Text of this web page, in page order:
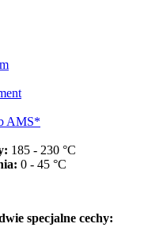
AMS*
185 - 230 °C
0 - 45 °C
specjalne cechy: